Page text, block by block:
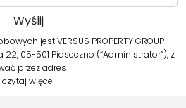
jest VERSUS PROPERTY GROUP
22, 05-501 Piaseczno (“Administrator”), z
przez adres
czytaj więcej